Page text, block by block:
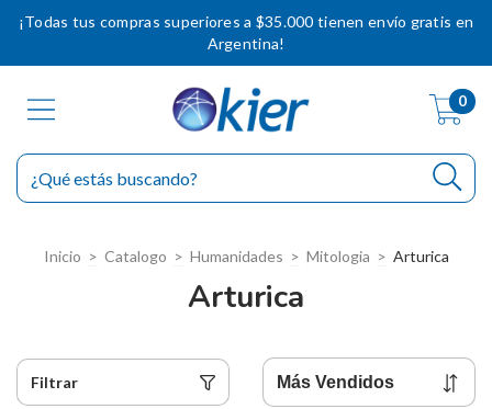
¡Todas tus compras superiores a $35.000 tienen envío gratis en
Argentina!
0
Inicio > Catalogo > Humanidades > Mitologia > Arturica
Arturica
Filtrar